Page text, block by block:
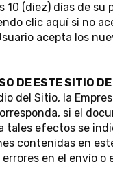
10 (diez) días de
clic aquí si no
acepta los
DE ESTE SITIO
del Sitio, la
si el
tales efectos se
contenidas en
en el envío o